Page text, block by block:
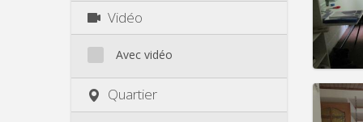
Vidéo
Avec vidéo
Quartier
Loyer: